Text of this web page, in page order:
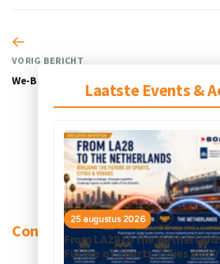
Laatste Events &
25 augustus 2026
From LA28 to the
Future of Sports, Cities and
VORIG BERICHT
We-Bike! project
Contact